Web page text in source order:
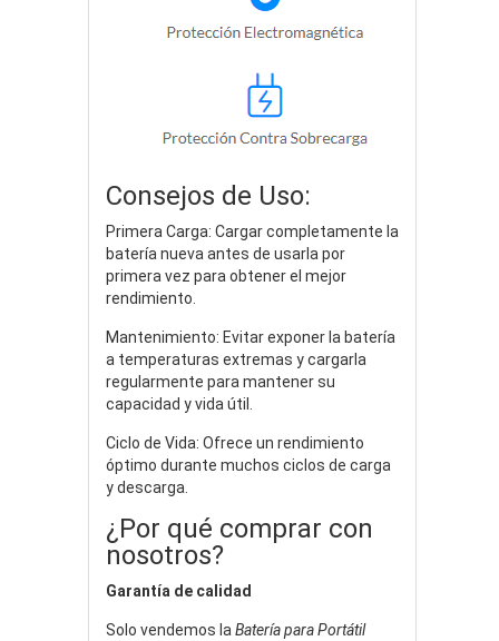
Consejos de Uso:
Primera Carga: Cargar completamente la
batería nueva antes de usarla por
primera vez para obtener el mejor
rendimiento.
Mantenimiento: Evitar exponer la batería
a temperaturas extremas y cargarla
regularmente para mantener su
capacidad y vida útil.
Ciclo de Vida: Ofrece un rendimiento
óptimo durante muchos ciclos de carga
y descarga.
¿Por qué comprar con
nosotros?
Garantía de calidad
Solo vendemos la Batería para Portátil